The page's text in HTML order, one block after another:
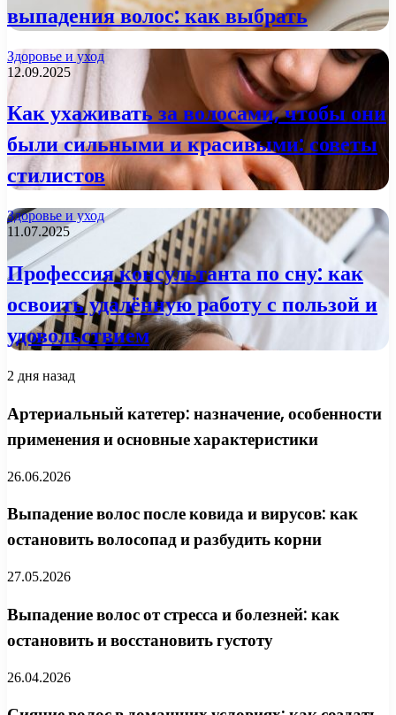
выпадения волос: как выбрать
Здоровье и уход
12.09.2025
Как ухаживать за волосами, чтобы они
были сильными и красивыми: советы
стилистов
Здоровье и уход
11.07.2025
Профессия консультанта по сну: как
освоить удалённую работу с пользой и
удовольствием
2 дня назад
Артериальный катетер: назначение, особенности
применения и основные характеристики
26.06.2026
Выпадение волос после ковида и вирусов: как
остановить волосопад и разбудить корни
27.05.2026
Выпадение волос от стресса и болезней: как
остановить и восстановить густоту
26.04.2026